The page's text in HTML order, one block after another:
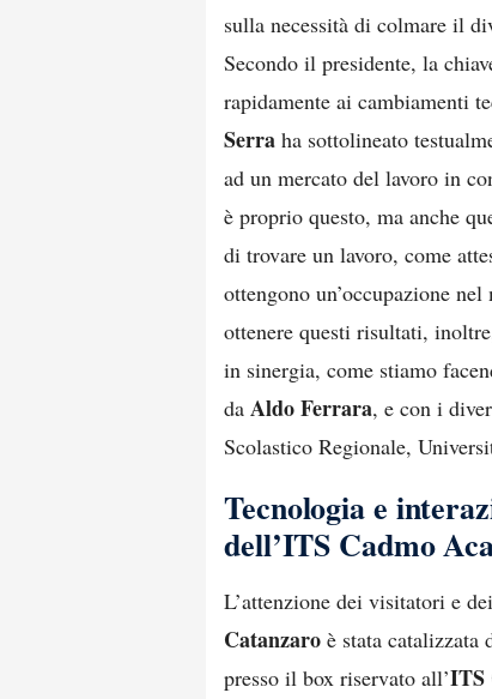
sulla necessità di colmare il
Secondo il presidente, la
rapidamente ai cambiamenti
Serra ha sottolineato
ad un mercato del lavoro in
è proprio questo, ma anche
di trovare un lavoro, come
ottengono un’occupazione
ottenere questi risultati,
in sinergia, come stiamo
da Aldo Ferrara, e con i
Scolastico Regionale,
Tecnologia e
dell’ITS Cadmo
L’attenzione dei visitatori e
Catanzaro è stata
presso il box riservato all’ITS